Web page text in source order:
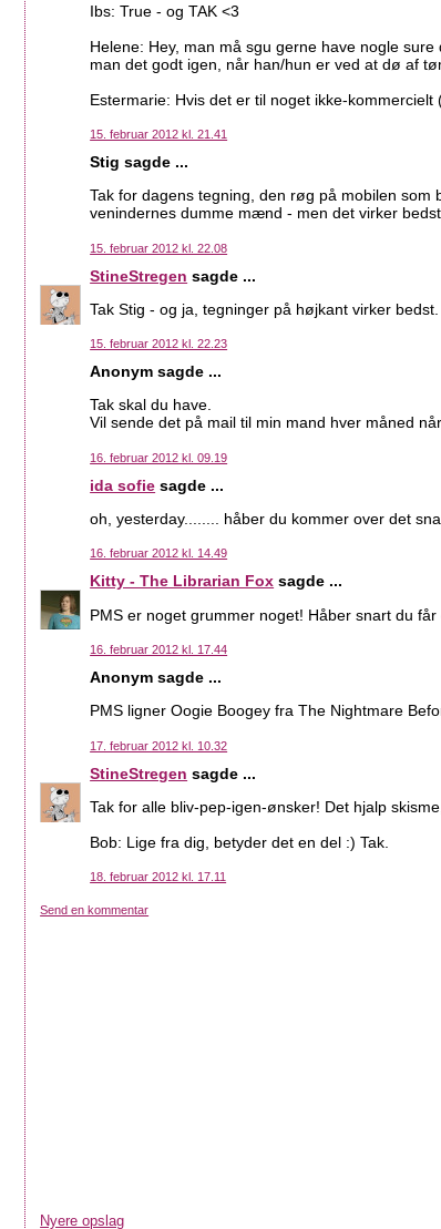
Ibs: True - og TAK <3
Helene: Hey, man må sgu gerne have nogle
man det godt igen, når han/hun er ved at dø af
Estermarie: Hvis det er til noget ikke-
15. februar 2012 kl. 21.41
Stig sagde ...
Tak for dagens tegning, den røg på mobilen
venindernes dumme mænd - men det virker
15. februar 2012 kl. 22.08
StineStregen sagde ...
Tak Stig - og ja, tegninger på højkant virker
15. februar 2012 kl. 22.23
Anonym sagde ...
Tak skal du have.
Vil sende det på mail til min mand hver måned
16. februar 2012 kl. 09.19
ida sofie sagde ...
oh, yesterday........ håber du kommer over det
16. februar 2012 kl. 14.49
Kitty - The Librarian Fox sagde ...
PMS er noget grummer noget! Håber snart du
16. februar 2012 kl. 17.44
Anonym sagde ...
PMS ligner Oogie Boogey fra The Nightmare
17. februar 2012 kl. 10.32
StineStregen sagde ...
Tak for alle bliv-pep-igen-ønsker! Det hjalp
Bob: Lige fra dig, betyder det en del :) Tak.
18. februar 2012 kl. 17.11
Send en kommentar
Nyere opslag